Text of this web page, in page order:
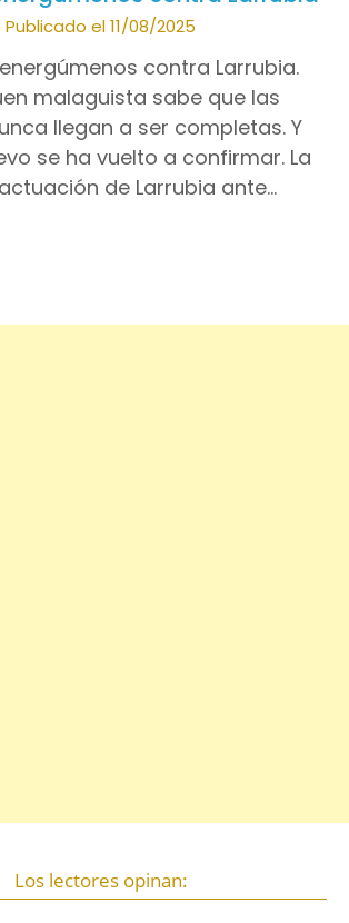
Publicado el 11/08/2025
contra Larrubia.
malaguista sabe que las
llegan a ser completas. Y
se ha vuelto a confirmar. La
de Larrubia ante…
Los lectores opinan: